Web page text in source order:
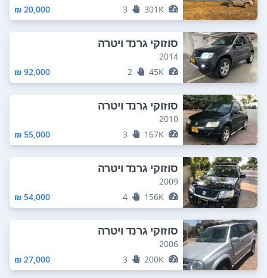
301K
3
20,000 ₪
סוזוקי גרנד ויטרה
2014
45K
2
92,000 ₪
סוזוקי גרנד ויטרה
2010
167K
3
55,000 ₪
סוזוקי גרנד ויטרה
2009
156K
4
54,000 ₪
סוזוקי גרנד ויטרה
2006
200K
3
27,000 ₪